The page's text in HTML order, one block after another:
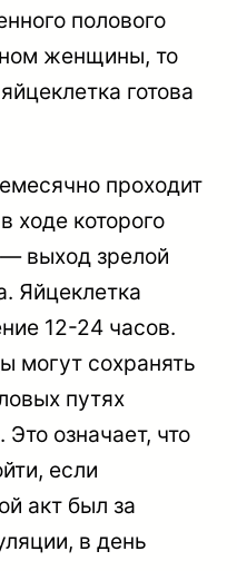
полового
женщины, то
готова
проходит
ходе которого
выход зрелой
Яйцеклетка
12-24 часов.
могут сохранять
путях
означает, что
если
акт был за
в день